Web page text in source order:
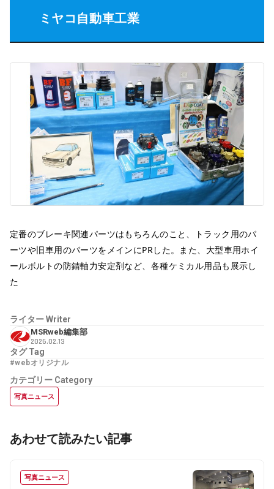
ミヤコ自動車工業
定番のブレーキ関連パーツはもちろんのこと、トラック用のパ
ーツや旧車用のパーツをメインにPRした。また、大型車用ホイ
ールボルトの防錆軸力安定剤など、各種ケミカル用品も展示し
た
ライターWriter
MSRweb編集部
2026.02.13
タグTag
#webオリジナル
カテゴリー Category
写真ニュース
あわせて読みたい記事
写真ニュース